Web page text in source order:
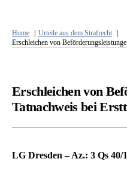
Home
Urteile aus dem Strafrecht
Erschleichen von
Erschleichen von
Tatnachweis bei
LG Dresden – Az.: 3 Qs 40/